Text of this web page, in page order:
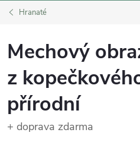
Hranaté
Mechový
z
přírodní
+ doprava zdarma